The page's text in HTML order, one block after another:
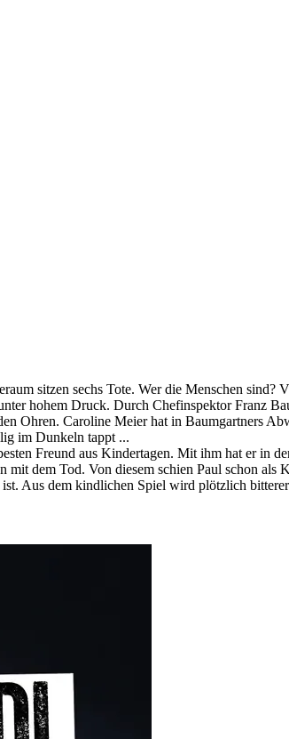
sitzen sechs Tote. Wer die Menschen sind?
hohem Druck. Durch Chefinspektor Franz
Ohren. Caroline Meier hat in Baumgartners
im Dunkeln tappt ...
Freund aus Kindertagen. Mit ihm hat er in
mit dem Tod. Von diesem schien Paul schon
Aus dem kindlichen Spiel wird plötzlich